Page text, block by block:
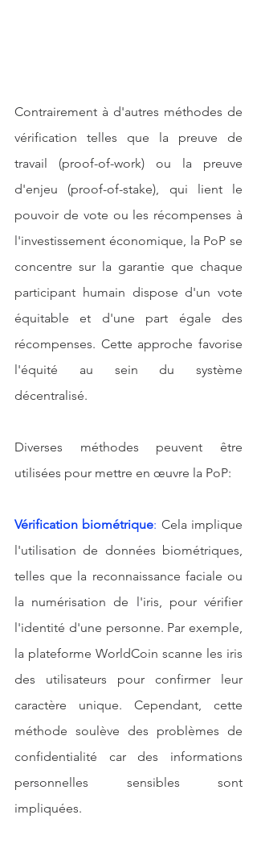
Contrairement à d'autres méthodes de
vérification telles que la preuve de
travail (proof-of-work) ou la preuve
d'enjeu (proof-of-stake), qui lient le
pouvoir de vote ou les récompenses à
l'investissement économique, la PoP se
concentre sur la garantie que chaque
participant humain dispose d'un vote
équitable et d'une part égale des
récompenses. Cette approche favorise
l'équité au sein du système
décentralisé.
Diverses méthodes peuvent être
utilisées pour mettre en œuvre la PoP:
Vérification biométrique: Cela implique
l'utilisation de données biométriques,
telles que la reconnaissance faciale ou
la numérisation de l'iris, pour vérifier
l'identité d'une personne. Par exemple,
la plateforme WorldCoin scanne les iris
des utilisateurs pour confirmer leur
caractère unique. Cependant, cette
méthode soulève des problèmes de
confidentialité car des informations
personnelles sensibles sont
impliquées.